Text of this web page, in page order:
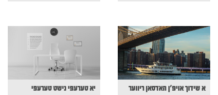
יא טערעפי נישט טערעפי א שידוך אויפ'ן האדסאן ריווער